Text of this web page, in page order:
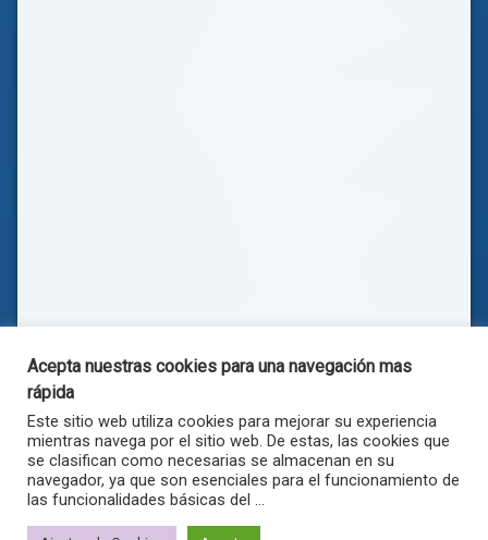
Acepta nuestras cookies para una navegación mas
rápida
Este sitio web utiliza cookies para mejorar su experiencia
mientras navega por el sitio web. De estas, las cookies que
se clasifican como necesarias se almacenan en su
navegador, ya que son esenciales para el funcionamiento de
las funcionalidades básicas del ...